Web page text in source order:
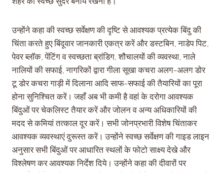
उन्होंने कहा की स्वच्छ सर्वेक्षण की दृष्टि से आवश्यक प्रत्येक बिंदु की
चिंता करते हुए बिंदूवार जानकारी एकत्र करें और डस्टबिन, नाडेप पिट,
पेवर ब्लाॅक, पेंटिंग व स्वच्छता ब्रांडिग, शौचालयों की व्यवस्था, नाले
नालियों की सफाई, नागरिकों द्वारा गीला सूखा कचरा अलग-अलग डोर
टू डोर कचरा गाड़ी में दिलाना आदि साफ-सफाई की तैयारियों का पूरा
होना सुनिश्चित करें। जहाँ अब भी कमी है वहां के दरोगा आवश्यक
बिंदुओं पर चेकलिस्ट तैयार करें और जोलन व अन्य अधिकारियों की
मदद से कमियां तत्काल दूर करें। सभी जोनप्रभारी विशेष चिंताकर
आवश्यक व्यवस्थाएं दुरूस्त करें। उन्होंने स्वच्छ सर्वेक्षण की गाइड लाइन
अनुसार सभी बिंदुओं पर आधारित स्थलों के फोटो साक्ष्य देखे और
विश्लेषण कर आवश्यक निर्देश दिये। उन्होंने कहा की दीवारों पर